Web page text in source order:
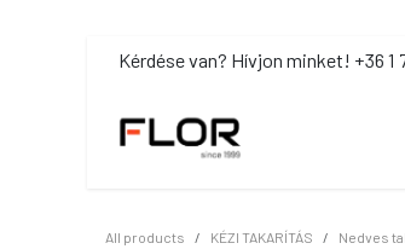
​Kérdése van? Hívjon minket! +36 1
All products KÉZI TAKARÍTÁS Nedves